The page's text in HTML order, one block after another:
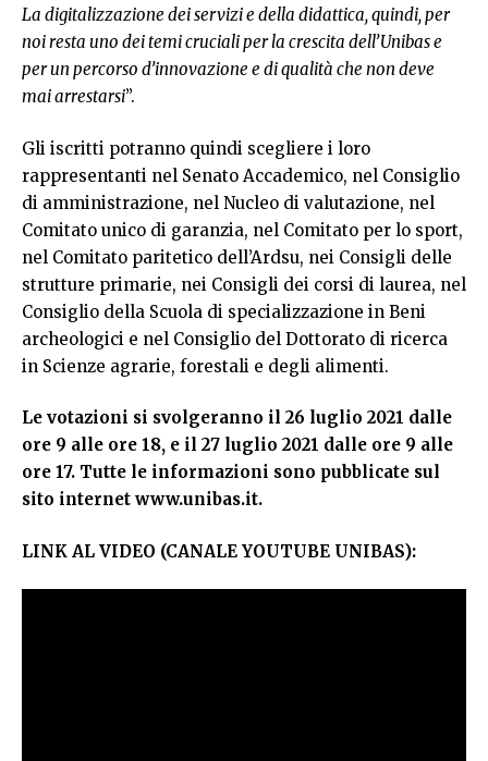
La digitalizzazione dei servizi e della didattica, quindi, per
noi resta uno dei temi cruciali per la crescita dell’Unibas e
per un percorso d’innovazione e di qualità che non deve
mai arrestarsi”.
Gli iscritti potranno quindi scegliere i loro
rappresentanti nel Senato Accademico, nel Consiglio
di amministrazione, nel Nucleo di valutazione, nel
Comitato unico di garanzia, nel Comitato per lo sport,
nel Comitato paritetico dell’Ardsu, nei Consigli delle
strutture primarie, nei Consigli dei corsi di laurea, nel
Consiglio della Scuola di specializzazione in Beni
archeologici e nel Consiglio del Dottorato di ricerca
in Scienze agrarie, forestali e degli alimenti.
Le votazioni si svolgeranno il 26 luglio 2021 dalle
ore 9 alle ore 18, e il 27 luglio 2021 dalle ore 9 alle
ore 17. Tutte le informazioni sono pubblicate sul
sito internet www.unibas.it.
LINK AL VIDEO (CANALE YOUTUBE UNIBAS):